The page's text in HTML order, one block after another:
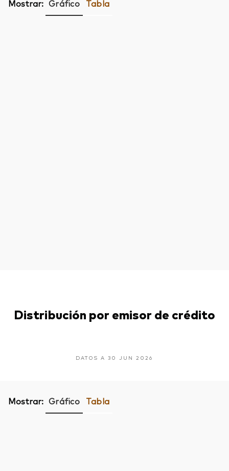
Mostrar: Gráfico Tabla
Distribución por emisor de crédito
DATOS A 30 JUN 2026
Mostrar: Gráfico Tabla